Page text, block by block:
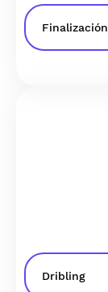
Finalización
Dribling